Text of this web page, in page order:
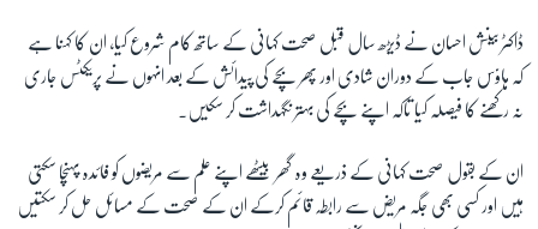
ڈاکٹر بینش احسان نے ڈیڑھ سال قبل صحت کہانی کے ساتھ کام شروع کیا، ان کا کہنا ہے
کہ ہاوؑس جاب کے دوران شادی اور پھر بچے کی پیدائش کے بعد انہوں نے پریکٹس جاری
نہ رکھنے کا فیصلہ کیا تاکہ اپنے بچے کی بہتر نگہداشت کر سکیں۔
ان کے بقول صحت کہانی کے ذریعے وہ گھر بیٹھے اپنے علم سے مریضوں کو فائدہ پہنچا سکتی
ہیں اور کسی بھی جگہ مریض سے رابطہ قائم کرکے ان کے صحت کے مسائل حل کر سکتیں